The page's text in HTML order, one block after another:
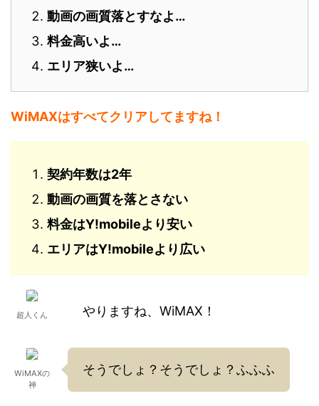
動画の画質落とすなよ…
料金高いよ…
エリア狭いよ…
WiMAXはすべてクリアしてますね！
契約年数は2年
動画の画質を落とさない
料金はY!mobileより安い
エリアはY!mobileより広い
超人くん やりますね、WiMAX！
WiMAXの
神
そうでしょ？そうでしょ？ふふふ